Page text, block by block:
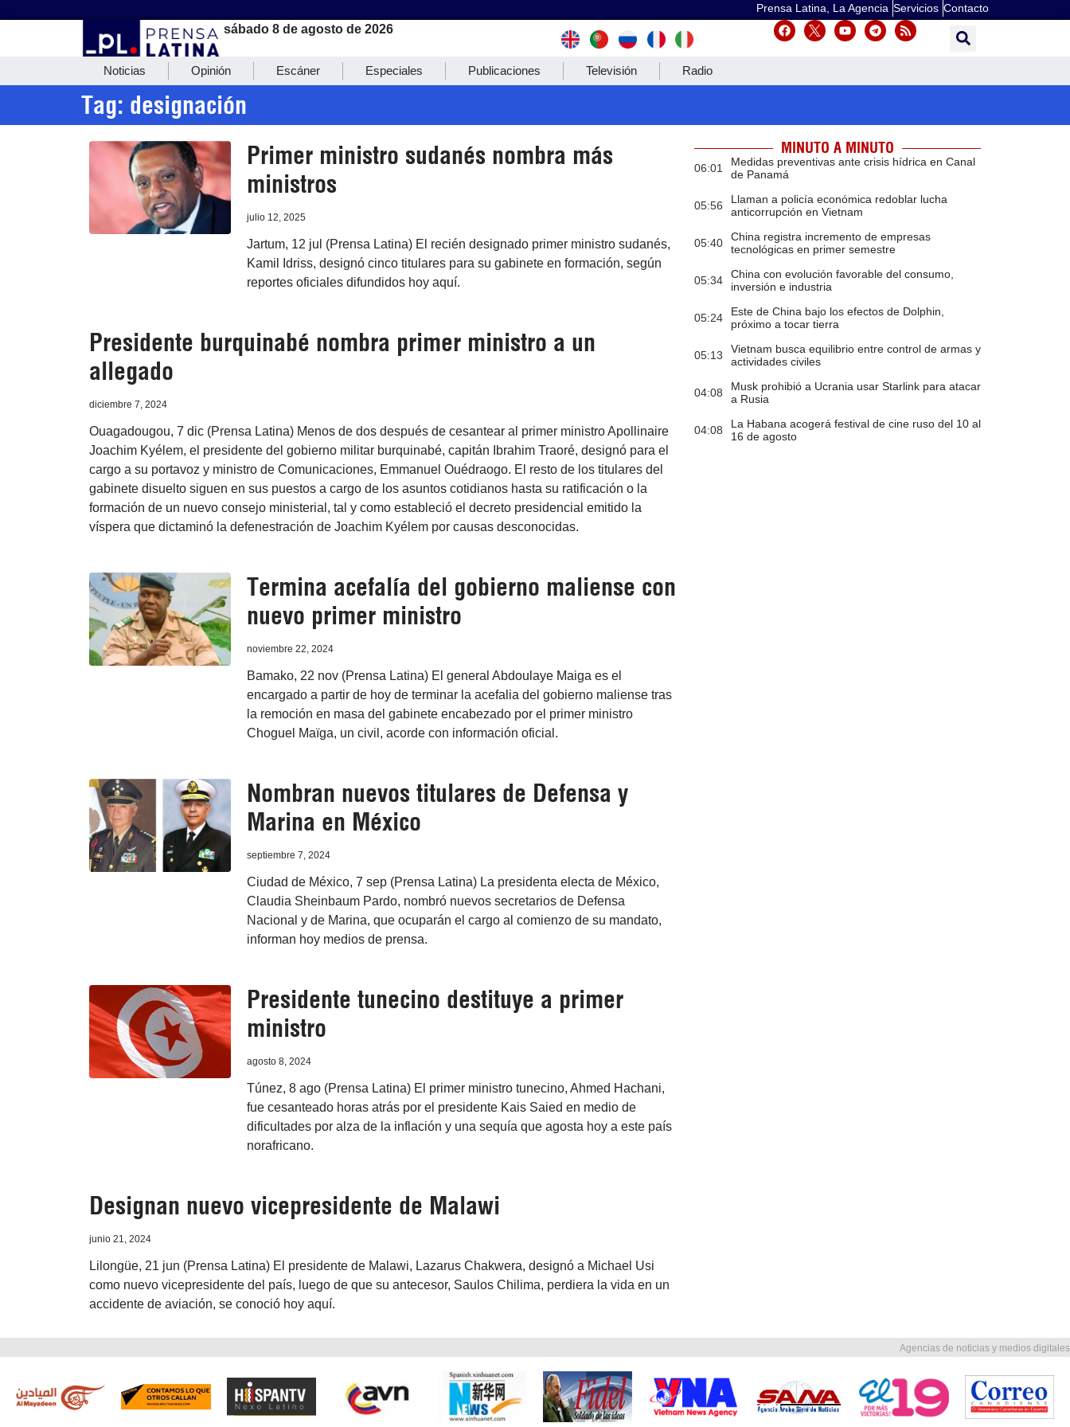
Prensa Latina, La Agencia Servicios Contacto
sábado 8 de agosto de 2026
Noticias Opinión Escáner Especiales Publicaciones Televisión Radio
Tag: designación
Primer ministro sudanés nombra más
ministros
julio 12, 2025
Jartum, 12 jul (Prensa Latina) El recién designado primer ministro sudanés,
Kamil Idriss, designó cinco titulares para su gabinete en formación, según
reportes oficiales difundidos hoy aquí.
Presidente burquinabé nombra primer ministro a un
allegado
diciembre 7, 2024
Ouagadougou, 7 dic (Prensa Latina) Menos de dos después de cesantear al primer ministro Apollinaire
Joachim Kyélem, el presidente del gobierno militar burquinabé, capitán Ibrahim Traoré, designó para el
cargo a su portavoz y ministro de Comunicaciones, Emmanuel Ouédraogo. El resto de los titulares del
gabinete disuelto siguen en sus puestos a cargo de los asuntos cotidianos hasta su ratificación o la
formación de un nuevo consejo ministerial, tal y como estableció el decreto presidencial emitido la
víspera que dictaminó la defenestración de Joachim Kyélem por causas desconocidas.
Termina acefalía del gobierno maliense con
nuevo primer ministro
noviembre 22, 2024
Bamako, 22 nov (Prensa Latina) El general Abdoulaye Maiga es el
encargado a partir de hoy de terminar la acefalia del gobierno maliense tras
la remoción en masa del gabinete encabezado por el primer ministro
Choguel Maïga, un civil, acorde con información oficial.
Nombran nuevos titulares de Defensa y
Marina en México
septiembre 7, 2024
Ciudad de México, 7 sep (Prensa Latina) La presidenta electa de México,
Claudia Sheinbaum Pardo, nombró nuevos secretarios de Defensa
Nacional y de Marina, que ocuparán el cargo al comienzo de su mandato,
informan hoy medios de prensa.
Presidente tunecino destituye a primer
ministro
agosto 8, 2024
Túnez, 8 ago (Prensa Latina) El primer ministro tunecino, Ahmed Hachani,
fue cesanteado horas atrás por el presidente Kais Saied en medio de
dificultades por alza de la inflación y una sequía que agosta hoy a este país
norafricano.
Designan nuevo vicepresidente de Malawi
junio 21, 2024
Lilongüe, 21 jun (Prensa Latina) El presidente de Malawi, Lazarus Chakwera, designó a Michael Usi
como nuevo vicepresidente del país, luego de que su antecesor, Saulos Chilima, perdiera la vida en un
accidente de aviación, se conoció hoy aquí.
MINUTO A MINUTO
06:01
Medidas preventivas ante crisis hídrica en Canal
de Panamá
05:56
Llaman a policía económica redoblar lucha
anticorrupción en Vietnam
05:40
China registra incremento de empresas
tecnológicas en primer semestre
05:34
China con evolución favorable del consumo,
inversión e industria
05:24
Este de China bajo los efectos de Dolphin,
próximo a tocar tierra
05:13
Vietnam busca equilibrio entre control de armas y
actividades civiles
04:08
Musk prohibió a Ucrania usar Starlink para atacar
a Rusia
04:08
La Habana acogerá festival de cine ruso del 10 al
16 de agosto
Agencias de noticias y medios digitales